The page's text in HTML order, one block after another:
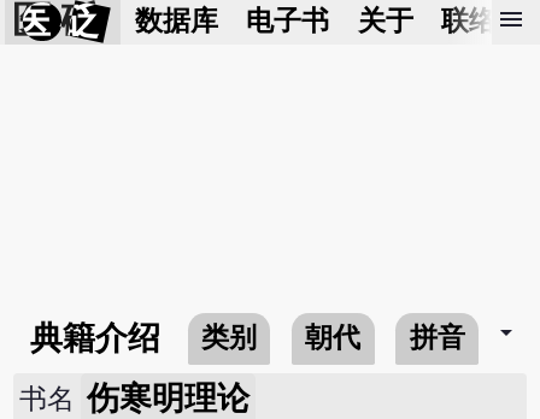
医 砭 数据库 电子书 关于 联络我
menu
典籍介绍 类别 朝代 拼音 arrow_drop_down
书名 伤寒明理论